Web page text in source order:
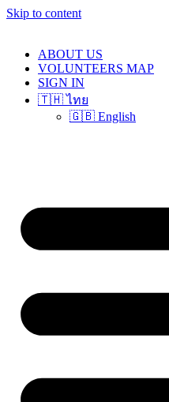
Skip to content
ABOUT US
VOLUNTEERS MAP
SIGN IN
🇹🇭 ไทย
🇬🇧 English